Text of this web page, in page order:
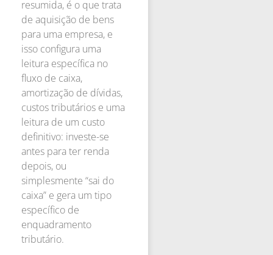
resumida, é o que trata
de aquisição de bens
para uma empresa, e
isso configura uma
leitura específica no
fluxo de caixa,
amortização de dívidas,
custos tributários e uma
leitura de um custo
definitivo: investe-se
antes para ter renda
depois, ou
simplesmente “sai do
caixa” e gera um tipo
específico de
enquadramento
tributário.